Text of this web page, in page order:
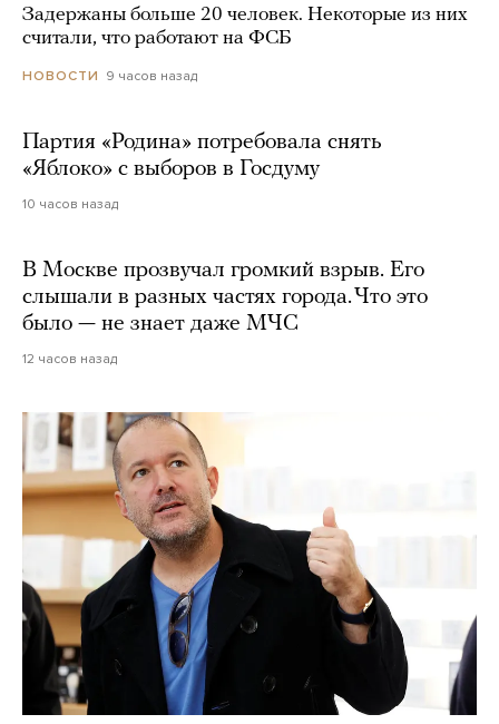
Задержаны больше 20 человек. Некоторые из них
считали, что работают на ФСБ
НОВОСТИ 9 часов назад
Партия «Родина» потребовала снять
«Яблоко» с выборов в Госдуму
10 часов назад
В Москве прозвучал громкий взрыв. Его
слышали в разных частях города. Что это
было — не знает даже МЧС
12 часов назад